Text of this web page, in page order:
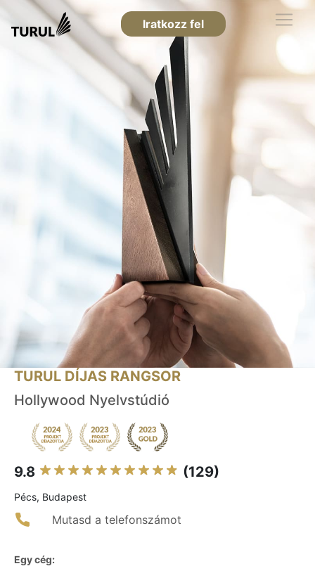
Iratkozz fel
TURUL DÍJAS RANGSOR
Hollywood Nyelvstúdió
9.8 (129)
Pécs, Budapest
Mutasd a telefonszámot
Egy cég: